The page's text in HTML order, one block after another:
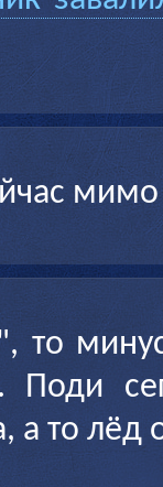
мимо
то
Поди
а то лёд